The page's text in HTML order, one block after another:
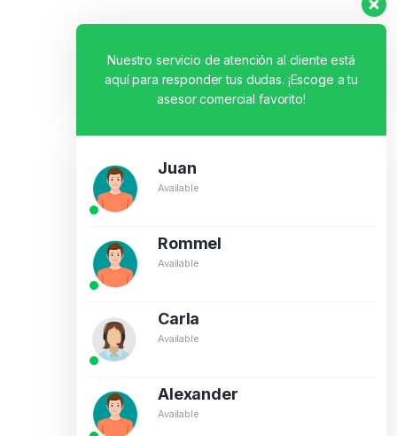
Nuestro servicio de atención al cliente está
aquí para responder tus dudas. ¡Escoge a tu
asesor comercial favorito!
Juan
Available
Rommel
Available
Carla
Available
Alexander
Available